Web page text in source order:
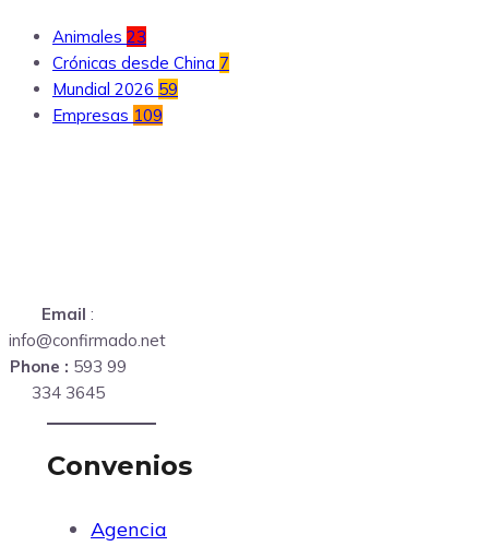
Animales 23
Crónicas desde China 7
Mundial 2026 59
Empresas 109
Email :
info@confirmado.net
Phone : 593 99
334 3645
Convenios
Agencia